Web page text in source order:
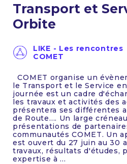
Transport et
Orbite
LIKE - Les rencontres
COMET
COMET organise un
le Transport et le Service
journée est un cadre
les travaux et activités des
présentera ses différentes
de Route…. Un large
présentations de
communautés COMET. Un
est ouvert du 27 juin au 30
travaux, résultats d'études,
expertise à ...